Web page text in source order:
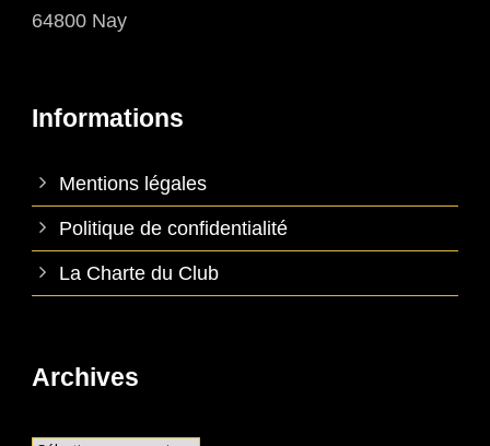
64800 Nay
Informations
Mentions légales
Politique de confidentialité
La Charte du Club
Archives